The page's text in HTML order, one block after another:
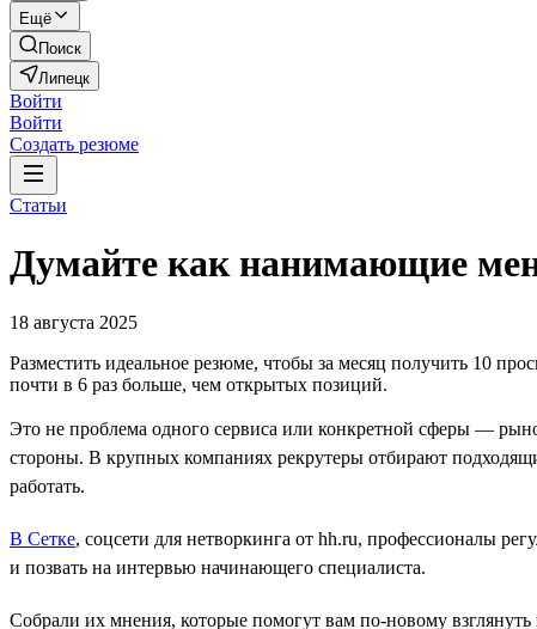
Ещё
Поиск
Липецк
Войти
Войти
Создать резюме
Статьи
Думайте как нанимающие
18 августа 2025
Разместить идеальное резюме, чтобы за месяц получить 10
почти в 6 раз больше, чем открытых позиций.
Это не проблема одного сервиса или конкретной сферы —
стороны. В крупных компаниях рекрутеры отбирают
работать.
В Сетке, соцсети для нетворкинга от hh.ru, профессионалы
и позвать на интервью начинающего специалиста.
Собрали их мнения, которые помогут вам по-новому